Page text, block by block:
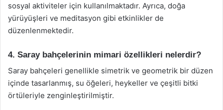
sosyal aktiviteler için kullanılmaktadır. Ayrıca, doğa
yürüyüşleri ve meditasyon gibi etkinlikler de
düzenlenmektedir.
4. Saray bahçelerinin mimari özellikleri nelerdir?
Saray bahçeleri genellikle simetrik ve geometrik bir düzen
içinde tasarlanmış, su öğeleri, heykeller ve çeşitli bitki
örtüleriyle zenginleştirilmiştir.